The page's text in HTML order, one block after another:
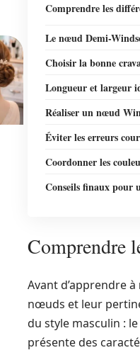
Comprendre les
Le nœud Demi-
Choisir la bonne
Longueur et largeur
Réaliser un nœud
Éviter les erreurs
Coordonner les
Conseils finaux pour
Comprendre
Avant d’apprendre à
nœuds et leur
du style masculin :
présente des